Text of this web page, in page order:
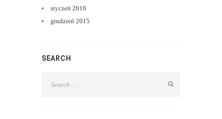
styczeń 2016
grudzień 2015
SEARCH